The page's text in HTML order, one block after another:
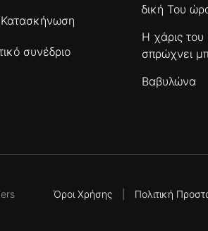
Κατασκήνωση
συνέδριο
δική Του
Η χάρις του
σπρώχνει
Βαβυλώνα
Όροι Χρήσης| Πολιτική